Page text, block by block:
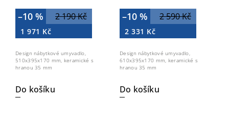
2 190 Kč
–10 %
1 971 Kč
Do košíku
Design nábytkové umyvadlo,
510x395x170 mm, keramické s
hranou 35 mm
2 590 Kč
–10 %
2 331 Kč
Do košíku
Design nábytkové umyvadlo,
610x395x170 mm, keramické s
hranou 35 mm